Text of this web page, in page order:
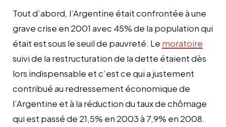
Tout d’abord, l’Argentine était confrontée à une
grave crise en 2001 avec 45% de la population qui
était est sous le seuil de pauvreté. Le moratoire
suivi de la restructuration de la dette étaient dès
lors indispensable et c’est ce qui a justement
contribué au redressement économique de
l’Argentine et à la réduction du taux de chômage
qui est passé de 21,5% en 2003 à 7,9% en 2008.